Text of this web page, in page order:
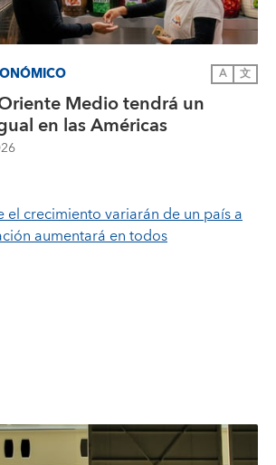
A 文
Medio tendrá un
en las Américas
el crecimiento variarán de un país a
aumentará en todos